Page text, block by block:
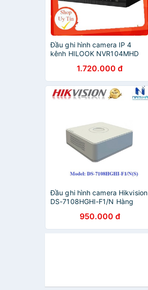
Đầu ghi hình camera IP 4
kênh HILOOK NVR104MHD
1.720.000 đ
Đầu ghi hình camera Hikvision
DS-7108HGHI-F1/N Hàng
950.000 đ